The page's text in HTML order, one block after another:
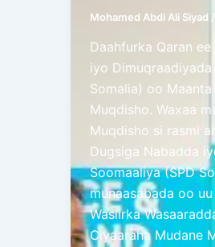
Mohamed Abdi Ali Siyad /
Daahfurka Qaran ee
iyo Dimuqraadiyada
Somalia) oo Maanta
Muqdisho. Waxaa
Muqdisho si rasmi
Dugsiga Nabadda
Soomaaliya (SPD
munaasabada oo
Wasiirka
Ciyaaraha Mudane